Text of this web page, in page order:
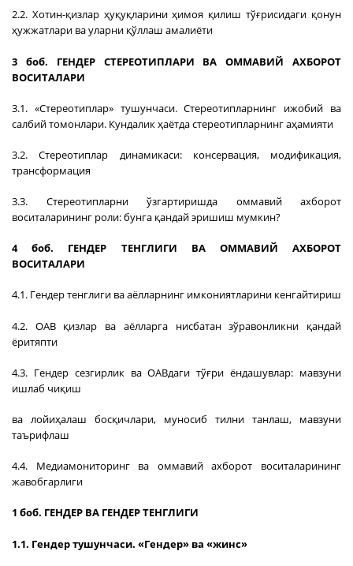
2.2. Хотин-қизлар ҳуқуқларини ҳимоя қилиш тўғрисидаги қонун
ҳужжатлари ва уларни қўллаш амалиёти
3 боб. ГЕНДЕР СТЕРЕОТИПЛАРИ ВА ОММАВИЙ АХБОРОТ
ВОСИТАЛАРИ
3.1. «Стереотиплар» тушунчаси. Стереотипларнинг ижобий ва
салбий томонлари. Кундалик ҳаётда стереотипларнинг аҳамияти
3.2. Стереотиплар динамикаси: консервация, модификация,
трансформация
3.3. Стереотипларни ўзгартиришда оммавий ахборот
воситаларининг роли: бунга қандай эришиш мумкин?
4 боб. ГЕНДЕР ТЕНГЛИГИ ВА ОММАВИЙ АХБОРОТ
ВОСИТАЛАРИ
4.1. Гендер тенглиги ва аёлларнинг имкониятларини кенгайтириш
4.2. ОАВ қизлар ва аёлларга нисбатан зўравонликни қандай
ёритяпти
4.3. Гендер сезгирлик ва ОАВдаги тўғри ёндашувлар: мавзуни
ишлаб чиқиш
ва лойиҳалаш босқичлари, муносиб тилни танлаш, мавзуни
таърифлаш
4.4. Медиамониторинг ва оммавий ахборот воситаларининг
жавобгарлиги
1 боб. ГЕНДЕР ВА ГЕНДЕР ТЕНГЛИГИ
1.1. Гендер тушунчаси. «Гендер» ва «жинс»